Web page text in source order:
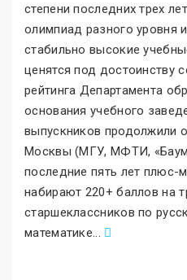
степени последних трех
олимпиад разного уровня
стабильно высокие
ценятся под достоинству
рейтинга Департамента
основания учебного
выпускников продолжили
Москвы (МГУ, МФТИ,
последние пять лет плюс-
набирают 220+ баллов на
старшеклассников по
математике...